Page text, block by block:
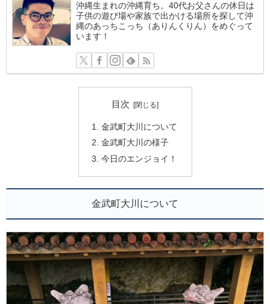
沖縄生まれの沖縄育ち。40代お父さんの休日は
子供の遊び場や家族で出かける場所を探して沖
縄のあっちこっち（ありんくりん）をめぐって
います！
目次
金武町大川について
金武町大川の様子
今日のエンジョイ！
金武町大川について